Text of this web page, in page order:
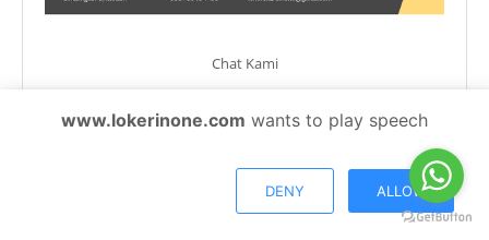
Chat Kami
www.lokerinone.com wants to play speech
DENY ALLOW